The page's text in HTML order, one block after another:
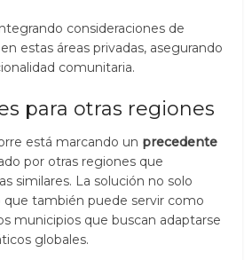
consideraciones de
en estas áreas privadas, asegurando
comunitaria.
para otras regiones
está marcando un precedente
por otras regiones que
similares. La solución no solo
que también puede servir como
municipios que buscan adaptarse
globales.